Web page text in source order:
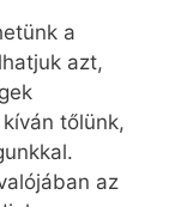
a
azt,
tőlünk,
az